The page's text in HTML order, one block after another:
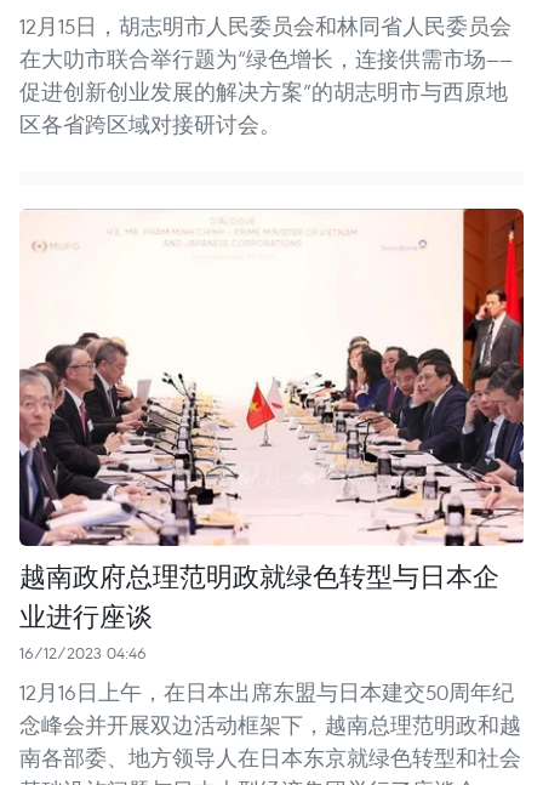
12月15日，胡志明市人民委员会和林同省人民委员会
在大叻市联合举行题为“绿色增长，连接供需市场——
促进创新创业发展的解决方案”的胡志明市与西原地
区各省跨区域对接研讨会。
越南政府总理范明政就绿色转型与日本企
业进行座谈
16/12/2023 04:46
12月16日上午，在日本出席东盟与日本建交50周年纪
念峰会并开展双边活动框架下，越南总理范明政和越
南各部委、地方领导人在日本东京就绿色转型和社会